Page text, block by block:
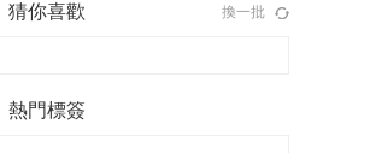
猜你喜歡 換一批
熱門標簽